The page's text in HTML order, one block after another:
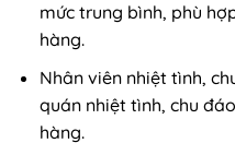
mức trung bình, phù
hàng.
Nhân viên nhiệt tình,
quán nhiệt tình, chu
hàng.